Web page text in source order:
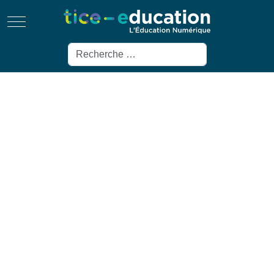
Mobile Menu Toggle
Rechercher